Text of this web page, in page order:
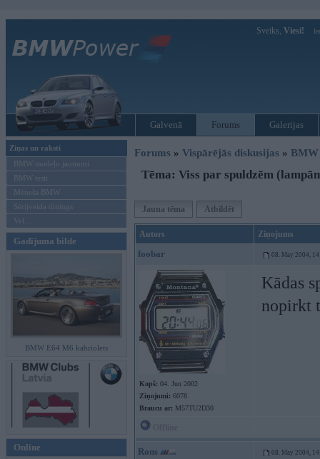
Sveiks, Viesi!
Galvenā Forums Galerijas
Ziņas un raksti
BMW modeļu jaunumi
BMW testi
Mēneša BMW
Sērijveida tūnings
Vel...
Gadījuma bilde
BMW E64 M6 kabriolets
Online
Forums » Vispārējās diskusijas » BMW
Tēma: Viss par spuldzēm
Jauna tēma Atbildēt
Autors Ziņojums
foobar 08. May 2004,
Kopš: 04. Jun 2002
Ziņojumi: 6078
Braucu ar: M57TU2D30
Kādas
nopirkt
Rons 08. May 2004,